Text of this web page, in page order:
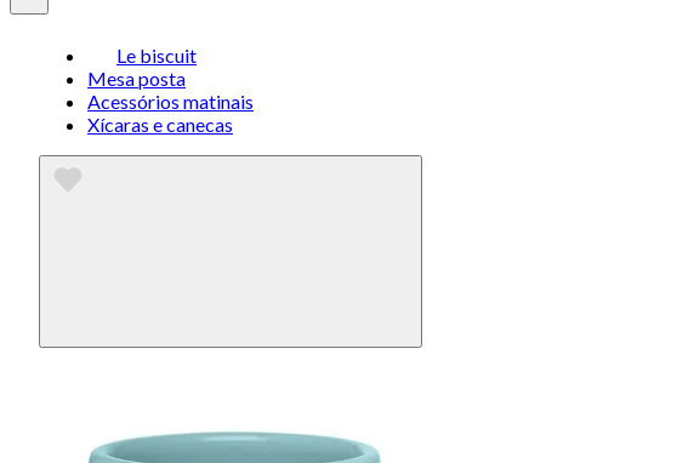
Le biscuit
Mesa posta
Acessórios matinais
Xícaras e canecas